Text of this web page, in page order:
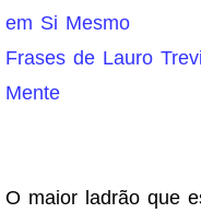
em Si Mesmo
Frases de Lauro
Mente
O maior ladrão que